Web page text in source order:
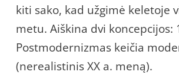
kiti sako, kad užgimė keletoje
metu. Aiškina dvi koncepcijos:
Postmodernizmas keičia
(nerealistinis XX a. meną).